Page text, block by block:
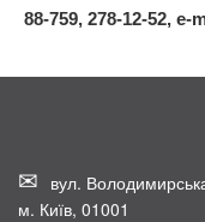
88-759, 278-12-52, e-
вул.
м. Київ, 01001